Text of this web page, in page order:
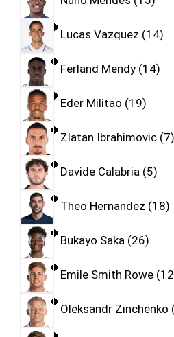
Lucas Vazquez 14
Ferland Mendy 14
Eder Militao 19
Zlatan Ibrahimovic 7
Davide Calabria 5
Theo Hernandez 18
Bukayo Saka 26
Emile Smith Rowe 12
Oleksandr Zinchenko